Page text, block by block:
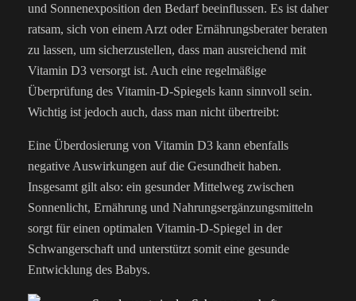
und Sonnenexposition den Bedarf beeinflussen. Es ist daher
ratsam, sich von einem Arzt oder Ernährungsberater beraten
zu lassen, um sicherzustellen, dass man ausreichend mit
Vitamin D3 versorgt ist. Auch eine regelmäßige
Überprüfung des Vitamin-D-Spiegels kann sinnvoll sein.
Wichtig ist jedoch auch, dass man nicht übertreibt:
Eine Überdosierung von Vitamin D3 kann ebenfalls
negative Auswirkungen auf die Gesundheit haben.
Insgesamt gilt also: ein gesunder Mittelweg zwischen
Sonnenlicht, Ernährung und Nahrungsergänzungsmitteln
sorgt für einen optimalen Vitamin-D-Spiegel in der
Schwangerschaft und unterstützt somit eine gesunde
Entwicklung des Babys.